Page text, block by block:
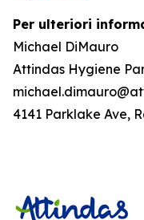
Per ulteriori
Michael DiMauro
Attindas Hygiene
4141 Parklake Ave,